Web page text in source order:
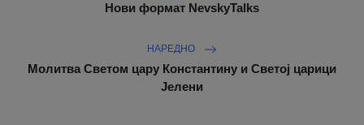
Нови формат NevskyTalks
НАРЕДНО
Молитва Светом цару Константину и Светој царици
Јелени